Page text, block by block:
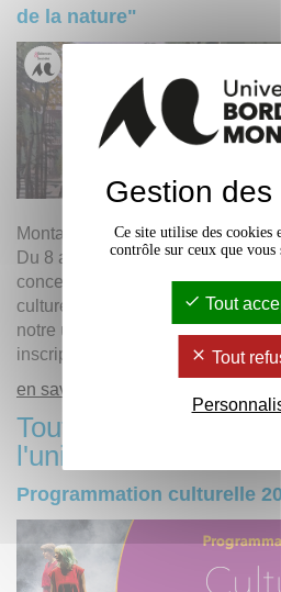
de la nature"
Montaigne invite à "philosopher
Du 8 au 30 novembre 2024,
concerts et expositions sont
culturels de Bordeaux et à la
notre université. Gratuit et ouvert
inscription pour certains
en savoir plus +
Toute la
l'université
Programmation culturelle
Gestion des
Ce site utilise des cookies
contrôle sur ceux que vous
Tout
Tout